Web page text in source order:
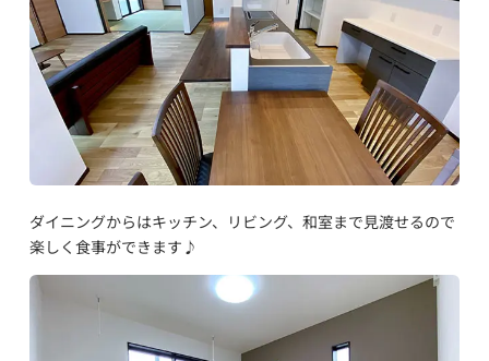
ダイニングからはキッチン、リビング、和室まで見渡せるので
楽しく食事ができます♪